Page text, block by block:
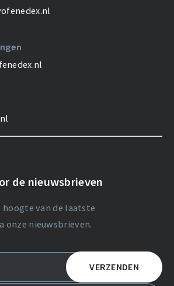
de nieuwsbrieven
van de laatste
onze nieuwsbrieven.